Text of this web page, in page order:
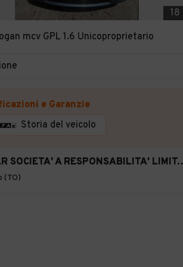
18
mcv GPL 1.6 Unicoproprietario
e Garanzie
Storia del veicolo
CITYCAR SOCIETA' A
(TO)